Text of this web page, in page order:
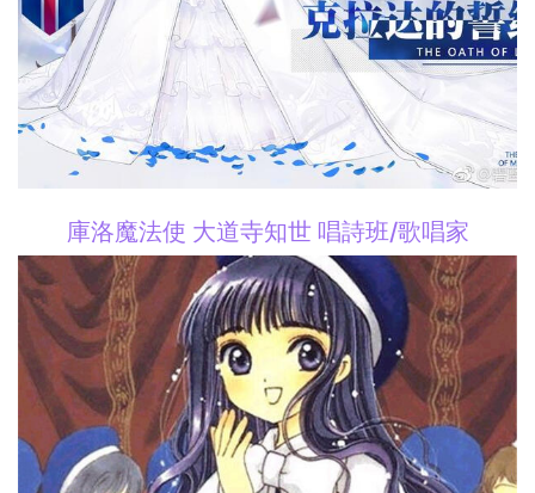
庫洛魔法使 大道寺知世 唱詩班/歌唱家